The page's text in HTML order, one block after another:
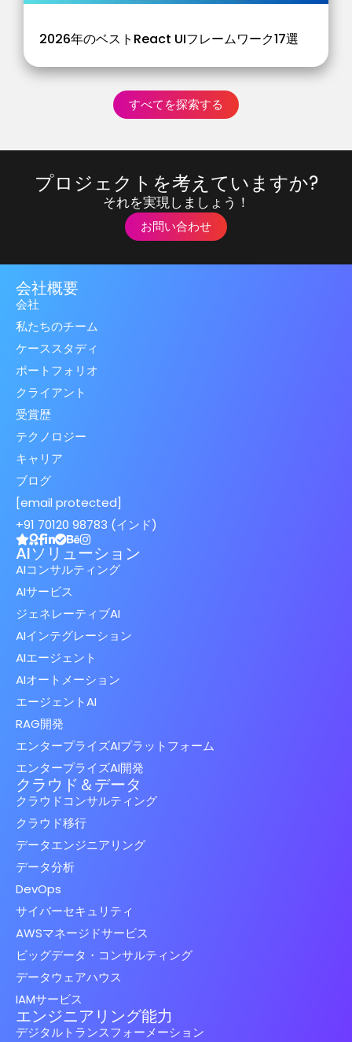
2026年のベストReact UIフレームワーク17選
すべてを探索する
プロジェクトを考えていますか?
それを実現しましょう！
お問い合わせ
会社概要
会社
私たちのチーム
ケーススタディ
ポートフォリオ
クライアント
受賞歴
テクノロジー
キャリア
ブログ
[email protected]
+91 70120 98783 (インド)
AIソリューション
AIコンサルティング
AIサービス
ジェネレーティブAI
AIインテグレーション
AIエージェント
AIオートメーション
エージェントAI
RAG開発
エンタープライズAIプラットフォーム
エンタープライズAI開発
クラウド＆データ
クラウドコンサルティング
クラウド移行
データエンジニアリング
データ分析
DevOps
サイバーセキュリティ
AWSマネージドサービス
ビッグデータ・コンサルティング
データウェアハウス
IAMサービス
エンジニアリング能力
デジタルトランスフォーメーション